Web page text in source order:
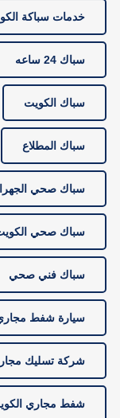
خدمات سباكة
سباك 24 ساعه
سباك الكويت
سباك المطلاع
سباك صحي
سباك صحي
سباك فني صحي
سيارة شفط
شركة تسليك
شفط مجاري